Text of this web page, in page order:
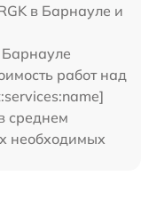
в Барнауле и
Барнауле
работ над
среднем
необходимых